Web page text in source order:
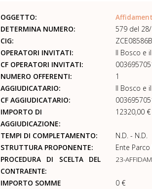
OGGETTO:
DETERMINA NUMERO:
579 del
CIG:
OPERATORI INVITATI:
Il Bosco e
CF OPERATORI INVITATI:
NUMERO OFFERENTI:
1
AGGIUDICATARIO:
Il Bosco e
CF AGGIUDICATARIO:
IMPORTO DI
AGGIUDICAZIONE:
12320,00 €
TEMPI DI COMPLETAMENTO:
N.D. - N.D.
STRUTTURA PROPONENTE:
Ente
PROCEDURA DI SCELTA DEL
CONTRAENTE:
23-
IMPORTO SOMME
0 €